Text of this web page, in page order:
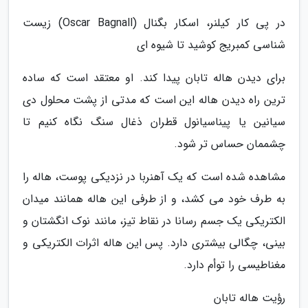
در پی کار کیلنر، اسکار بگنال (Oscar Bagnall) زیست
شناسی کمبریج کوشید تا شیوه ای
برای دیدن هاله تابان پیدا کند. او معتقد است که ساده
ترین راه دیدن هاله این است که مدتی از پشت محلول دی
سیانین یا پیناسیانول قطران ذغال سنگ نگاه کنیم تا
چشممان حساس تر شود.
مشاهده شده است که یک آهنربا در نزدیکی پوست، هاله را
به طرف خود می کشد، و از طرفی این هاله همانند میدان
الکتریکی یک جسم رسانا در نقاط تیز، مانند نوک انگشتان و
بینی، چگالی بیشتری دارد. پس این هاله اثرات الکتریکی و
مغناطیسی را توأم دارد.
رؤیت هاله تابان